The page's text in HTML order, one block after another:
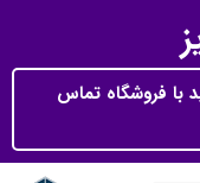
با فروشگاه تماس